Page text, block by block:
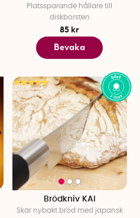
Platssparande hållare till
diskborsten
85 kr
Bevaka
Brödkniv KAI
Skär nybakt bröd med japansk